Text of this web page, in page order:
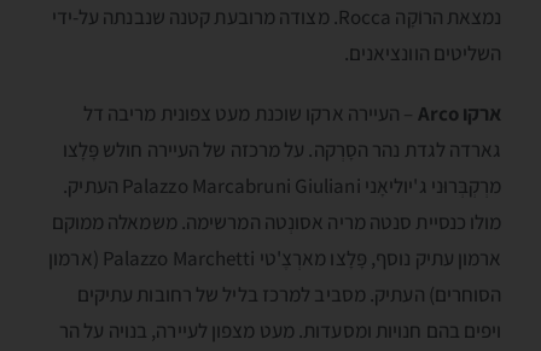
נמצאת הרוֺקָה Rocca. מצודה מרובעת קטנה שנבנתה על-ידי
השליטים הוונציאנים.
ארקו Arco
– העיירה ארקו שוכנת מעט צפונית מריבה דל
גארדה לגדת נהר הסָרְקה. על מרכזה של העיירה חולש פָּלָצו
מרְקְבְּרוּני ג'יוליאָני Palazzo Marcabruni Giuliani העתיק.
מולו כנסיית סנטה מריה אסונְטה המרשימה. משמאלה ממוקם
ארמון עתיק נוסף, פָּלָצו מארְצֶ'טי Palazzo Marchetti (ארמון
הסוחרים) העתיק. מסביב למרכז בליל של רחובות עתיקים
ויפים בהם חנויות ומסעדות. מעט מצפון לעיירה, בנויה על הר